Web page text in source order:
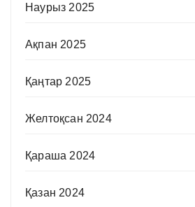
Наурыз 2025
Ақпан 2025
Қаңтар 2025
Желтоқсан 2024
Қараша 2024
Қазан 2024